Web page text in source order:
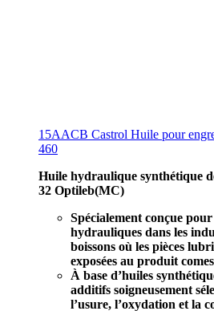
15AACB Castrol Huile pour
460
Huile hydraulique synthétique
32 Optileb(MC)
Spécialement conçue
hydrauliques dans les
boissons où les pièces
exposées au produit
À base d’huiles
additifs soigneusement
l’usure, l’oxydation et la